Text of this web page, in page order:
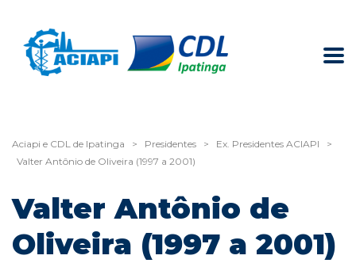
Aciapi e CDL de Ipatinga > Presidentes > Ex. Presidentes ACIAPI
>
Valter Antônio de Oliveira (1997 a 2001)
Valter Antônio de
Oliveira (1997 a 2001)